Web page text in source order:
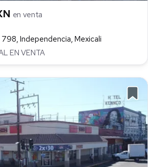
en venta
Independencia, Mexicali
EN VENTA